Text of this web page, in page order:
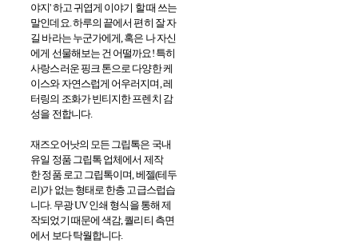
야지' 하고 귀엽게 이야기 할 때 쓰는
말인데요. 하루의 끝에서 편히 잘 자
길 바라는 누군가에게, 혹은 나 자신
에게 선물해보는 건 어떨까요! 특히
사랑스러운 핑크 톤으로 다양한 케
이스와 자연스럽게 어우러지며, 레
터링의 조화가 빈티지한 프렌치 감
성을 전합니다.
재즈오어낫의 모든 그립톡은 국내
유일 정품 그립톡 업체에서 제작
한 정품 로고 그립톡이며, 베젤(테두
리)가 없는 형태로 한층 고급스럽습
니다. 무광 UV 인쇄 형식을 통해 제
작되었기 때문에 색감, 퀄리티 측면
에서 보다 탁월합니다.